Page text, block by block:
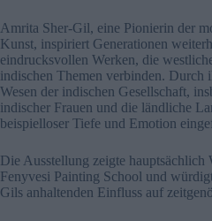
Amrita Sher-Gil, eine Pionierin der
Kunst, inspiriert Generationen
eindrucksvollen Werken, die
indischen Themen verbinden. Durch
Wesen der indischen Gesellschaft,
indischer Frauen und die ländliche
beispielloser Tiefe und Emotion
Die Ausstellung zeigte hauptsächlich
Fenyvesi Painting School und
Gils anhaltenden Einfluss auf